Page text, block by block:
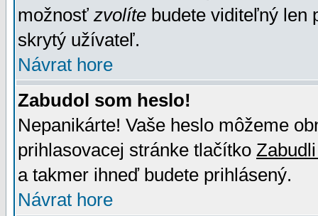
možnosť zvolíte budete viditeľný len
skrytý užívateľ.
Návrat hore
Zabudol som heslo!
Nepanikárte! Vaše heslo môžeme
prihlasovacej stránke tlačítko
a takmer ihneď budete prihlásený.
Návrat hore